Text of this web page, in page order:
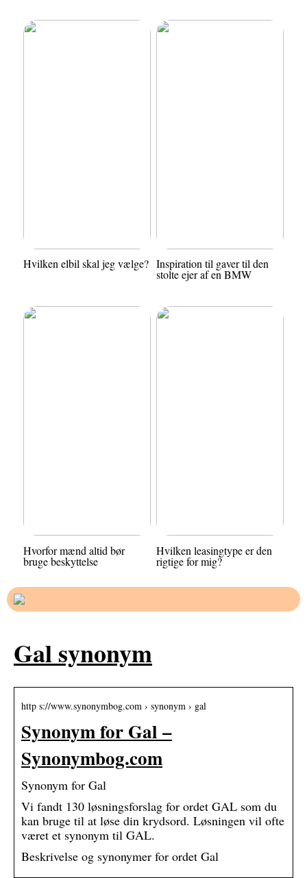
Hvilken elbil skal jeg vælge? Inspiration til gaver til den
stolte ejer af en BMW
Hvorfor mænd altid bør
bruge beskyttelse
Hvilken leasingtype er den
rigtige for mig?
Gal synonym
http s://www.synonymbog.com › synonym › gal
Synonym for Gal –
Synonymbog.com
Synonym for Gal
Vi fandt 130 løsningsforslag for ordet GAL som du
kan bruge til at løse din krydsord. Løsningen vil ofte
været et synonym til GAL.
Beskrivelse og synonymer for ordet Gal